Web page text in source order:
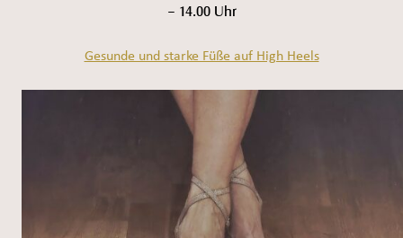
– 14.00 Uhr
Gesunde und starke Füße auf High Heels